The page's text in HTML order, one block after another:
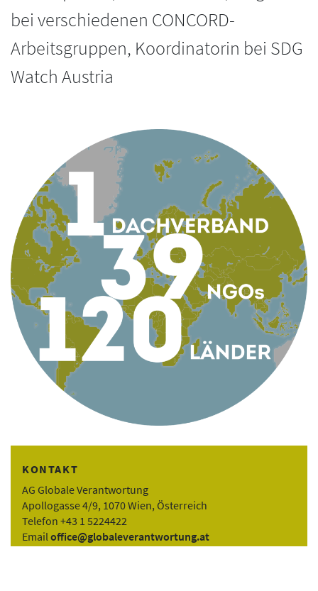
bei verschiedenen CONCORD-
Arbeitsgruppen, Koordinatorin bei SDG
Watch Austria
KONTAKT
AG Globale Verantwortung
Apollogasse 4/9, 1070 Wien, Österreich
Telefon +43 1 5224422
Email office@globaleverantwortung.at